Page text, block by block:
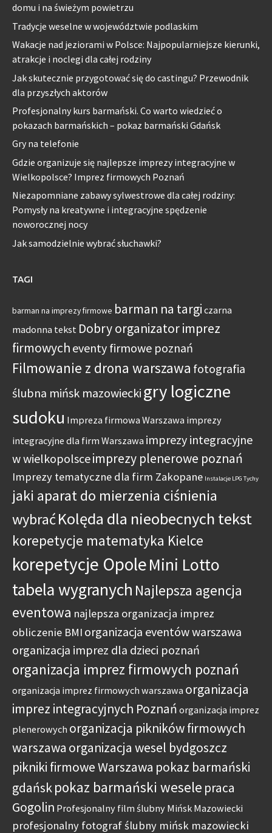
domu i na świeżym powietrzu
Tradycje weselne w województwie podlaskim
Wakacje nad jeziorami w Polsce: Najpopularniejsze kierunki,
atrakcje i noclegi dla całej rodziny
Jak skutecznie przygotować się do castingu? Przewodnik
dla przyszłych aktorów
Profesjonalny kurs barmański. Co warto wiedzieć o
pokazach barmańskich – pokaz barmański Gdańsk
Gry na telefonie
Gdzie organizuje się najlepsze imprezy integracyjne w
Wielkopolsce? Imprez firmowych Poznań
Niezapomniane zabawy sylwestrowe dla całej rodziny:
Pomysły na kreatywne i integracyjne spędzenie
noworocznej nocy
Jak samodzielnie wybrać słuchawki?
TAGI
barman na imprezy firmowe barman na targi czarna
madonna tekst Dobry organizator imprez
firmowych eventy firmowe poznań
Filmowanie z drona warszawa fotografia
ślubna mińsk mazowiecki gry logiczne
sudoku Impreza firmowa Warszawa imprezy
integracyjne dla firm Warszawa imprezy integracyjne
w wielkopolsceimprezy plenerowe poznań
Imprezy tematyczne dla firm Zakopane Instalacje LPG Tychy
jaki aparat do mierzenia ciśnienia
wybraćKolęda dla nieobecnych tekst
korepetycje matematyka Kielce
korepetycje OpoleMini Lotto
tabela wygranych Najlepsza agencja
eventowa najlepsza organizacja imprez
obliczenie BMI organizacja eventów warszawa
organizacja imprez dla dzieci poznań
organizacja imprez firmowych poznań
organizacja imprez firmowych warszawa organizacja
imprez integracyjnych Poznań organizacja imprez
plenerowych organizacja pikników firmowych
warszawa organizacja wesel bydgoszcz
pikniki firmowe Warszawa pokaz barmański
gdańskpokaz barmański wesele praca
Gogolin Profesjonalny film ślubny Mińsk Mazowiecki
profesjonalny fotograf ślubny mińsk mazowiecki